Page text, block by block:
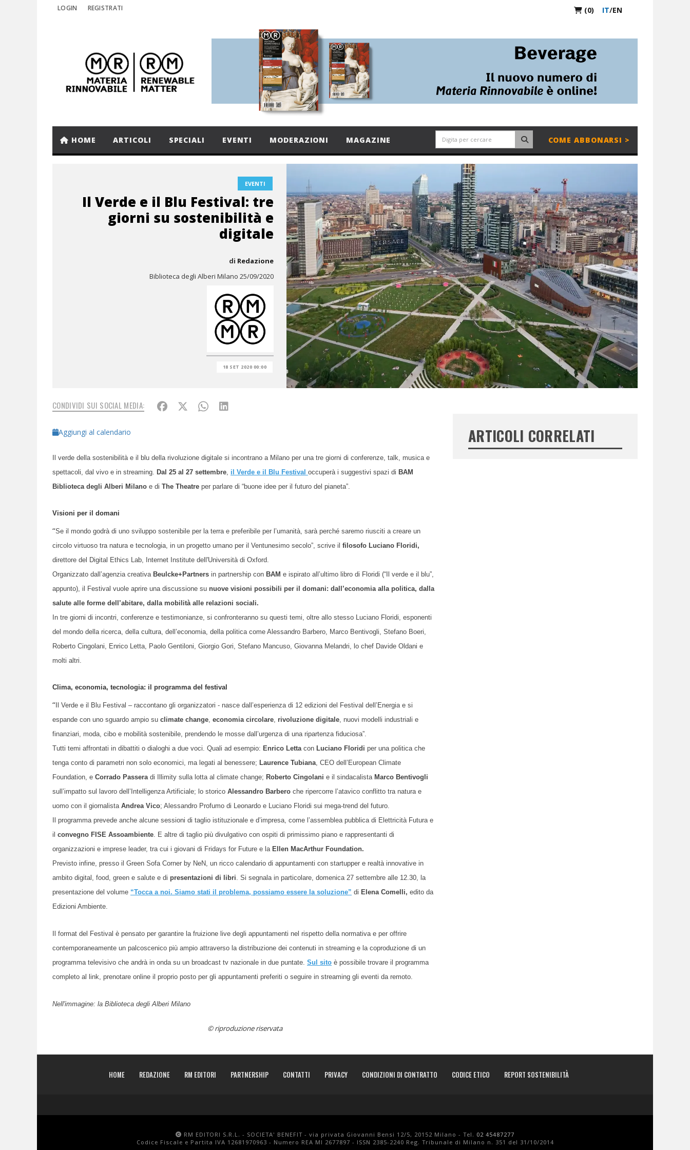
LOGIN REGISTRATI (0) IT/EN
HOME ARTICOLI SPECIALI EVENTI MODERAZIONI MAGAZINE COME ABBONARSI >
EVENTI
Il Verde e il Blu Festival: tre
giorni su sostenibilità e
digitale
di Redazione
Biblioteca degli Alberi Milano 25/09/2020
18 SET 2020 00:00
CONDIVIDI SUI SOCIAL MEDIA:
Aggiungi al calendario
Il verde della sostenibilità e il blu della rivoluzione digitale si incontrano a Milano per una tre giorni di conferenze, talk, musica e
spettacoli, dal vivo e in streaming. Dal 25 al 27 settembre, i Verde e il Blu Festival occuperà i suggestivi spazi di BAM
Biblioteca degli Alberi Milano e di The Theatre per parlare di “buone idee per il futuro del pianeta”.
Visioni per il domani
“Se il mondo godrà di uno sviluppo sostenibile per la terra e preferibile per l’umanità, sarà perché saremo riusciti a creare un
circolo virtuoso tra natura e tecnologia, in un progetto umano per il Ventunesimo secolo”, scrive il filosofo Luciano Floridi,
direttore del Digital Ethics Lab, Internet Institute dell'Università di Oxford.
Organizzato dall’agenzia creativa Beulcke+Partners in partnership con BAM e ispirato all’ultimo libro di Floridi (“Il verde e il blu”,
appunto), il Festival vuole aprire una discussione su nuove visioni possibili per il domani: dall’economia alla politica, dalla
salute alle forme dell’abitare, dalla mobilità alle relazioni sociali.
In tre giorni di incontri, conferenze e testimonianze, si confronteranno su questi temi, oltre allo stesso Luciano Floridi, esponenti
del mondo della ricerca, della cultura, dell’economia, della politica come Alessandro Barbero, Marco Bentivogli, Stefano Boeri,
Roberto Cingolani, Enrico Letta, Paolo Gentiloni, Giorgio Gori, Stefano Mancuso, Giovanna Melandri, lo chef Davide Oldani e
molti altri.
Clima, economia, tecnologia: il programma del festival
“ Il Verde e il Blu Festival – raccontano gli organizzatori - nasce dall’esperienza di 12 edizioni del Festival dell’Energia e si
espande con uno sguardo ampio su climate change, economia circolare, rivoluzione digitale, nuovi modelli industriali e
finanziari, moda, cibo e mobilità sostenibile, prendendo le mosse dall’urgenza di una ripartenza fiduciosa”.
Tutti temi affrontati in dibattiti o dialoghi a due voci. Quali ad esempio: Enrico Lettacon Luciano Floridi per una politica che
tenga conto di parametri non solo economici, ma legati al benessere; Laurence Tubiana, CEO dell’European Climate
Foundation, e Corrado Passeradi Illimity sulla lotta al climate change; Roberto Cingolani e il sindacalista Marco Bentivogli
sull’impatto sul lavoro dell’Intelligenza Artificiale; lo storico Alessandro Barbero che ripercorre l’atavico conflitto tra natura e
uomo con il giornalista Andrea Vico; Alessandro Profumo di Leonardo e Luciano Floridi sui mega-trend del futuro.
Il programma prevede anche alcune sessioni di taglio istituzionale e d’impresa, come l’assemblea pubblica di Elettricità Futura e
il convegno FISE Assoambiente. E altre di taglio più divulgativo con ospiti di primissimo piano e rappresentanti di
organizzazioni e imprese leader, tra cui i giovani di Fridays for Future e la Ellen MacArthur Foundation.
Previsto infine, presso il Green Sofa Corner by NeN, un ricco calendario di appuntamenti con startupper e realtà innovative in
ambito digital, food, green e salute e di presentazioni di libri. Si segnala in particolare, domenica 27 settembre alle 12.30, la
presentazione del volume “Tocca a noi. Siamo stati il problema, possiamo essere la soluzione” di Elena Comelli, edito da
Edizioni Ambiente.
Il format del Festival è pensato per garantire la fruizione live degli appuntamenti nel rispetto della normativa e per offrire
contemporaneamente un palcoscenico più ampio attraverso la distribuzione dei contenuti in streaming e la coproduzione di un
programma televisivo che andrà in onda su un broadcast tv nazionale in due puntate. Sul sito è possibile trovare il programma
completo al link, prenotare online il proprio posto per gli appuntamenti preferiti o seguire in streaming gli eventi da remoto.
Nell'immagine: la Biblioteca degli Alberi Milano
© riproduzione riservata
ARTICOLI CORRELATI
HOME REDAZIONE RM EDITORI PARTNERSHIP CONTATTI PRIVACY CONDIZIONI DI CONTRATTO CODICE ETICO REPORT SOSTENIBILITÀ
RM EDITORI S.R.L. - SOCIETA' BENEFIT - via privata Giovanni Bensi 12/5, 20152 Milano - Tel. 02 45487277
Codice Fiscale e Partita IVA 12681970963 - Numero REA MI 2677897 - ISSN 2385-2240 Reg. Tribunale di Milano n. 351 del 31/10/2014